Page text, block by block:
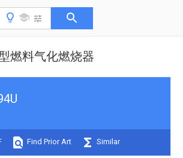
燃料气化燃烧器
Find Prior Art Similar